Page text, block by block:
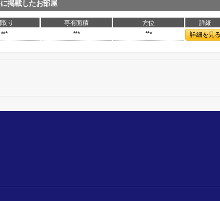
掲載したお部屋
取り 専有面積 方位
詳細
*** *** *** 詳細を見